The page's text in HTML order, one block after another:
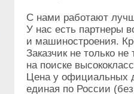
С нами работают
У нас есть партнеры
и машиностроения.
Заказчик не только
на поиске
Цена у официальных
единая по России